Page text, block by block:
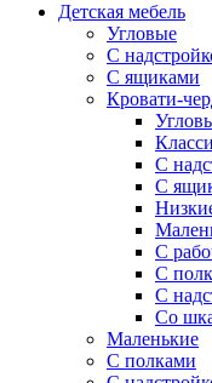
Детская мебель
Угловые
С
С ящиками
Кровати-
С
С
С
С
С
Со
Маленькие
С полками